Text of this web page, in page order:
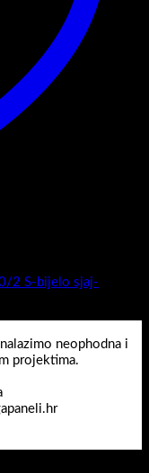
2 S-bijelo sjaj-
neophodna i
projektima.